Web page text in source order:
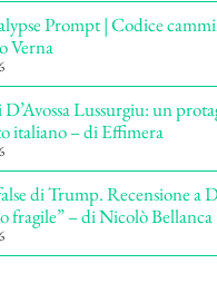
Prompt | Codice
Verna
Lussurgiu: un
italiano – di Effimera
di Trump. Recensione a
fragile” – di Nicolò Bellanca